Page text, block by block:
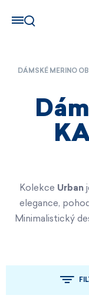
DÁMSKÉ MERINO
Kolekce Urban
elegance,
Minimalistický